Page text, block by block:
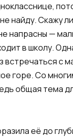
найду. Скажу
напрасны —
в школу.
встречаться с
горе. Со
общая тема
её до